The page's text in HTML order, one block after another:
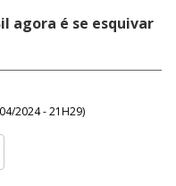
agora é se esquivar
2024 - 21H29)